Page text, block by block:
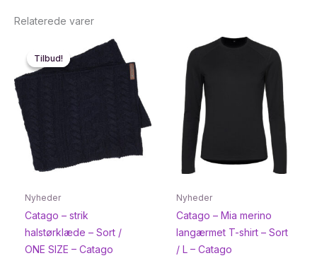
Relaterede varer
Tilbud!
Tilbud!
Nyheder
Catago – strik
halstørklæde – Sort /
ONE SIZE – Catago
Nyheder
Catago – Mia merino
langærmet T-shirt – Sort
/ L – Catago